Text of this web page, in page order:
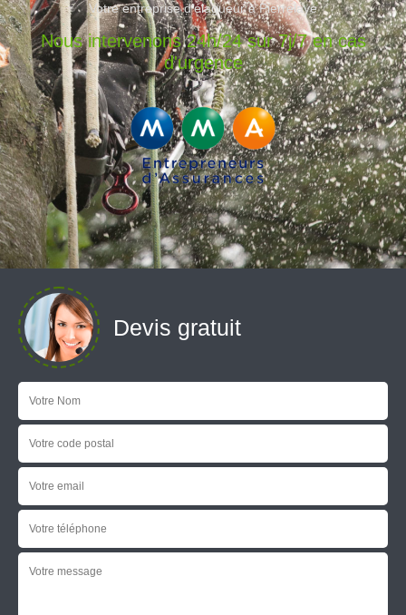
Votre entreprise d’élagueur à Pierrelaye
Nous intervenons 24h/24 sur 7j/7 en cas
d'urgence
Devis gratuit